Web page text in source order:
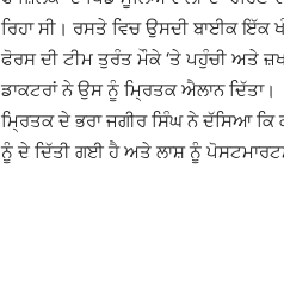
ਰਿਹਾ ਸੀ। ਰਸਤੇ ਵਿਚ ਉਸਦੀ ਬਾਈਕ ਇੱਕ
ਫੋਰਸ ਦੀ ਟੀਮ ਤੁਰੰਤ ਮੌਕੇ ‘ਤੇ ਪਹੁੰਚੀ ਅਤੇ
ਡਾਕਟਰਾਂ ਨੇ ਉਸ ਨੂੰ ਮ੍ਰਿਤਕ ਐਲਾਨ ਦਿੱਤਾ।
ਮ੍ਰਿਤਕ ਦੇ ਭਰਾ ਜਗੀਰ ਸਿੰਘ ਨੇ ਦੱਸਿਆ
ਨੂੰ ਦੇ ਦਿੱਤੀ ਗਈ ਹੈ ਅਤੇ ਲਾਸ਼ ਨੂੰ